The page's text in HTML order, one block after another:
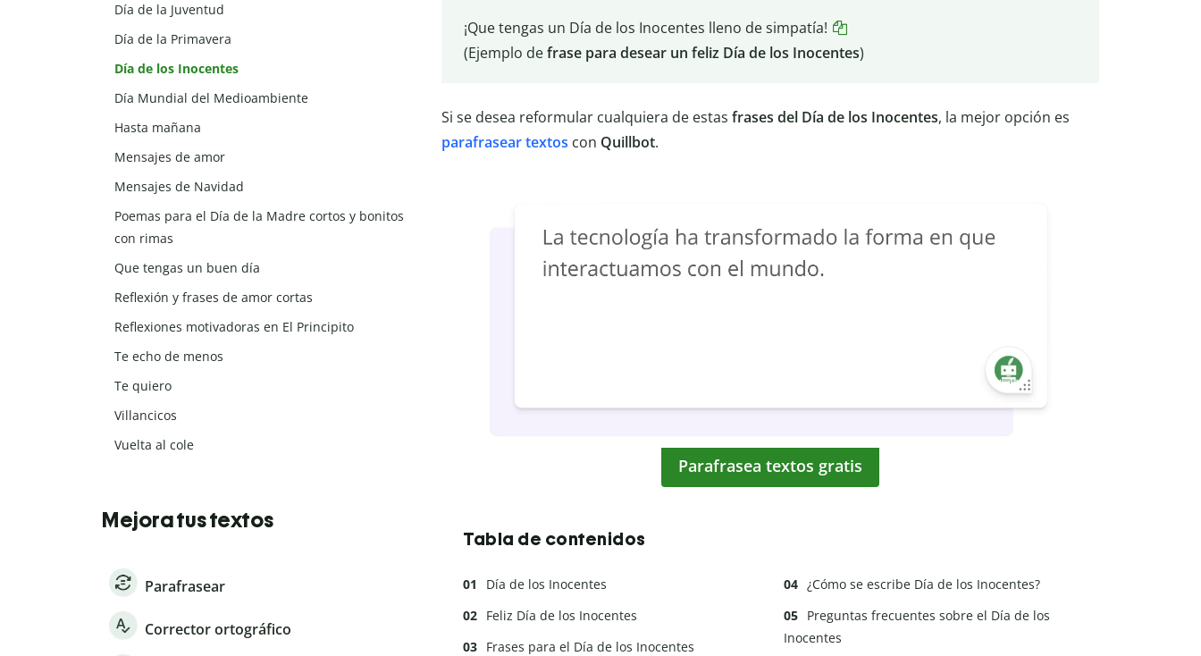
¡Que tengas un Día de los Inocentes lleno de simpatía!
(Ejemplo defrase para desear un feliz Día de los Inocentes)
Si se desea reformular cualquiera de estas frases del Día de los Inocentes, la mejor opción es
parafrasear textos con Quillbot.
Parafrasea textos gratis
Tabla de contenidos
Día de los Inocentes
Feliz Día de los Inocentes
Frases para el Día de los Inocentes
¿Cómo se escribe Día de los Inocentes?
Preguntas frecuentes sobre el Día de los
Inocentes
Día de la Juventud
Día de la Primavera
Día de los Inocentes
Día Mundial del Medioambiente
Hasta mañana
Mensajes de amor
Mensajes de Navidad
Poemas para el Día de la Madre cortos y bonitos
con rimas
Que tengas un buen día
Reflexión y frases de amor cortas
Reflexiones motivadoras en El Principito
Te echo de menos
Te quiero
Villancicos
Vuelta al cole
Mejora tus textos
Parafrasear
Corrector ortográfico